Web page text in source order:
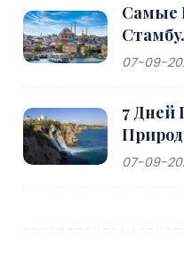
Самые
07-09-
7 Дней
07-09-